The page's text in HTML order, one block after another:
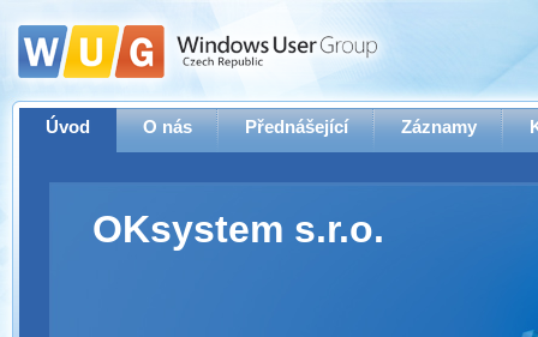
Úvod O nás Přednášející Záznamy
OKsystem s.r.o.